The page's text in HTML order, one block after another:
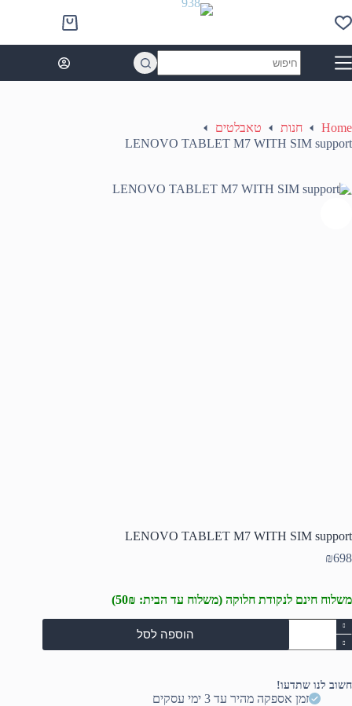
to
content
Shopping
cart
results
Home חנות
טאבלטים
LENOVO TABLET M7 WITH SIM support
LENOVO TABLET M7 WITH SIM support
₪698
משלוח חינם לנקודת חלוקה (משלוח עד הבית: 50₪)
כמות
של
LENOVO
WITH
הוספה לסל
חשוב לנו שתדעו!
זמן אספקה מהיר עד 3 ימי עסקים